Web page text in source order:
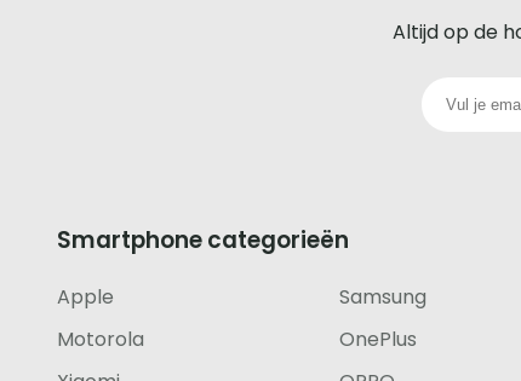
iedere
telefoon
footer
Altijd op de
Smartphone categorieën
Apple
Samsung
Motorola
OnePlus